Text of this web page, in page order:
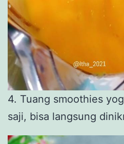
4. Tuang smoothies
saji, bisa langsung